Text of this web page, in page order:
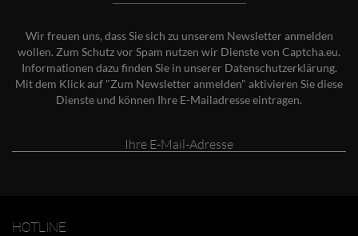
Wir freuen uns, dass Sie sich zu unserem Newsletter anmelden
wollen. Zum Schutz vor Spam nutzen wir Dienste von Captcha.eu.
Informationen dazu finden Sie in unserer Datenschutzerklärung.
Mit dem Klick auf "Zum Newsletter anmelden" aktivieren Sie diese
Dienste und können Ihre E-Mailadresse eintragen.
HOTLINE